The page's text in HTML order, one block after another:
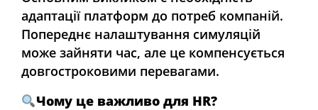
адаптації платформ до потреб компаній.
Попереднє налаштування симуляцій
може зайняти час, але це компенсується
довгостроковими перевагами.
Чому це важливо для HR?